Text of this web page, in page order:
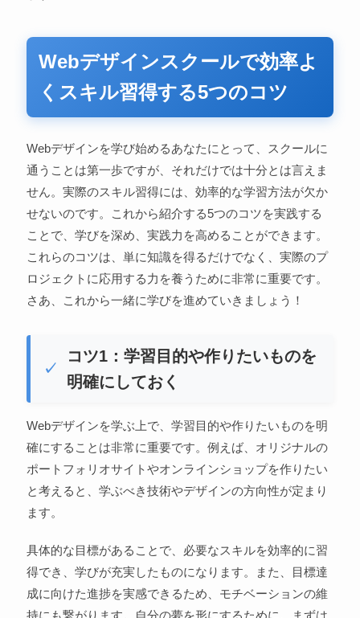
Webデザインスクールで効率よ
くスキル習得する5つのコツ
Webデザインを学び始めるあなたにとって、スクールに
通うことは第一歩ですが、それだけでは十分とは言えま
せん。実際のスキル習得には、効率的な学習方法が欠か
せないのです。これから紹介する5つのコツを実践する
ことで、学びを深め、実践力を高めることができます。
これらのコツは、単に知識を得るだけでなく、実際のプ
ロジェクトに応用する力を養うために非常に重要です。
さあ、これから一緒に学びを進めていきましょう！
コツ1：学習目的や作りたいものを
明確にしておく
Webデザインを学ぶ上で、学習目的や作りたいものを明
確にすることは非常に重要です。例えば、オリジナルの
ポートフォリオサイトやオンラインショップを作りたい
と考えると、学ぶべき技術やデザインの方向性が定まり
ます。
具体的な目標があることで、必要なスキルを効率的に習
得でき、学びが充実したものになります。また、目標達
成に向けた進捗を実感できるため、モチベーションの維
持にも繋がります。自分の夢を形にするために、まずは